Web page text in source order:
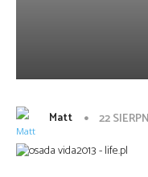
Matt 22